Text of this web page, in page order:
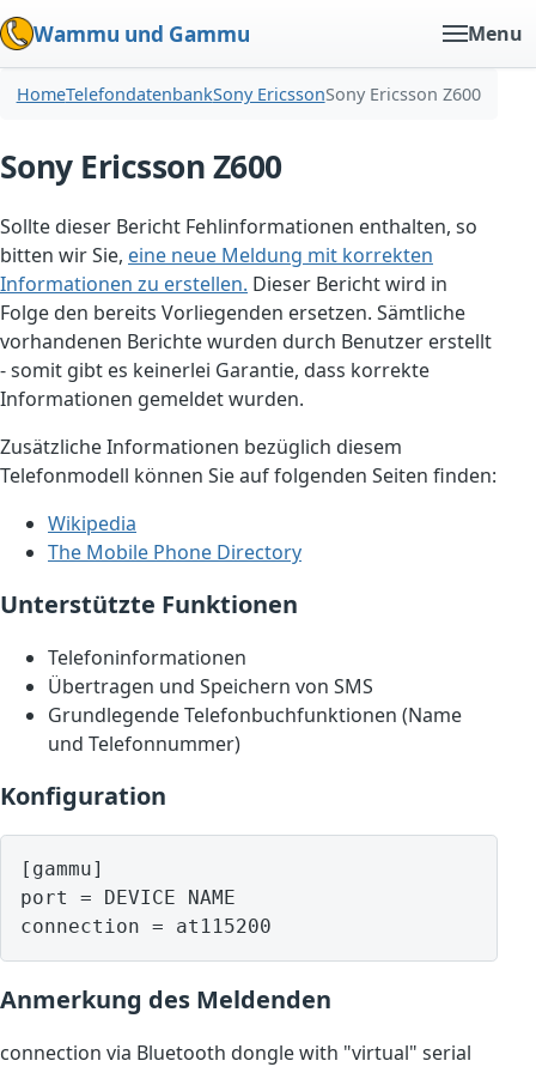
Wammu und Gammu Menu
HomeTelefondatenbankSony EricssonSony Ericsson Z600
Sony Ericsson Z600
Sollte dieser Bericht Fehlinformationen enthalten, so
bitten wir Sie, eine neue Meldung mit korrekten
Informationen zu erstellen. Dieser Bericht wird in
Folge den bereits Vorliegenden ersetzen. Sämtliche
vorhandenen Berichte wurden durch Benutzer erstellt
- somit gibt es keinerlei Garantie, dass korrekte
Informationen gemeldet wurden.
Zusätzliche Informationen bezüglich diesem
Telefonmodell können Sie auf folgenden Seiten finden:
Wikipedia
The Mobile Phone Directory
Unterstützte Funktionen
Telefoninformationen
Übertragen und Speichern von SMS
Grundlegende Telefonbuchfunktionen (Name
und Telefonnummer)
Konfiguration
[gammu]
port = DEVICE NAME
Anmerkung des Meldenden
connection via Bluetooth dongle with "virtual" serial